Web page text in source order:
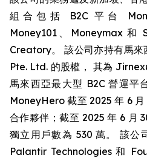
組合包括 B2C 平台
Money101、Moneymax 和
Creatory。 該公司亦持有馬
Pte. Ltd. 的股權， 其為
馬來西亞最大型 B2C 營運平
MoneyHero 截至 2025 年 6
合作夥伴；截至 2025 年 6 月
獨立用戶數為 530 萬。 該公
Palantir Technologies 和